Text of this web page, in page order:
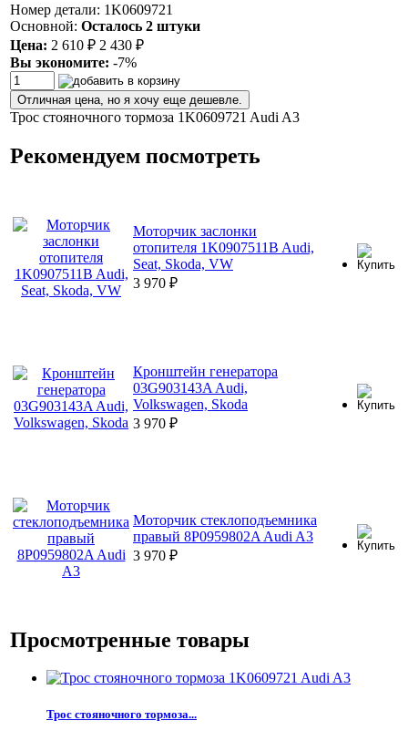
Номер детали: 1K0609721
Основной: Осталось 2 штуки
Цена: 2 610 ₽ 2 430 ₽
Вы экономите: -7%
Отличная цена, но я хочу еще дешевле.
Трос стояночного тормоза 1K0609721 Audi A3
Рекомендуем посмотреть
Моторчик заслонки
отопителя 1K0907511B Audi,
Seat, Skoda, VW
3 970 ₽
Кронштейн генератора
03G903143A Audi,
Volkswagen, Skoda
3 970 ₽
Моторчик стеклоподъемника
правый 8P0959802A Audi A3
3 970 ₽
Просмотренные товары
Трос стояночного тормоза...